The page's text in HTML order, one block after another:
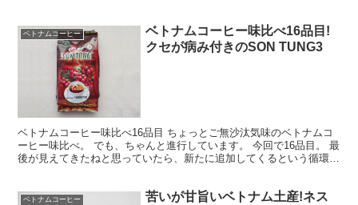
ベトナムコーヒー
ベトナムコーヒー味比べ16品目!
クセが病み付きのSON TUNG3
ベトナムコーヒー味比べ16品目 ちょっとご無沙汰気味のベトナムコ
ーヒー味比べ。 でも、ちゃんと進行しています。 今回で16品目。 最
後が見えてきたねと思っていたら、新たに追加してくるという循環に
ベトナムコーヒー
苦いが甘旨いベトナム土産!ネス